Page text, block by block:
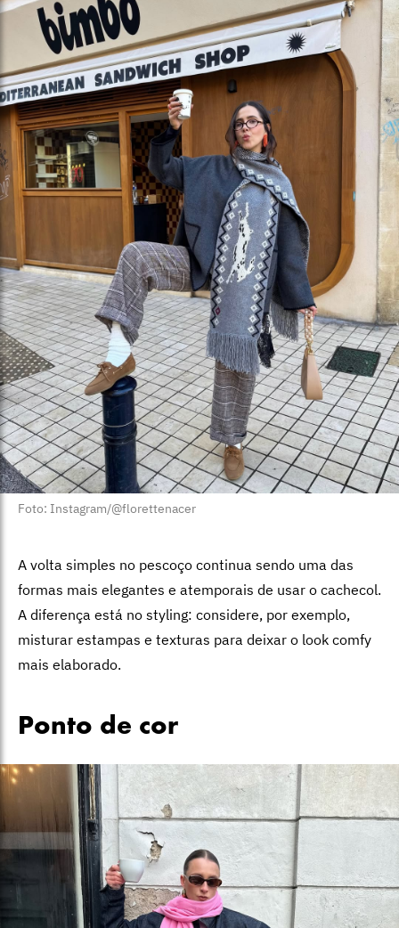
Foto: Instagram/@florettenacer
A volta simples no pescoço continua sendo uma das
formas mais elegantes e atemporais de usar o cachecol.
A diferença está no styling: considere, por exemplo,
misturar estampas e texturas para deixar o look comfy
mais elaborado.
Ponto de cor